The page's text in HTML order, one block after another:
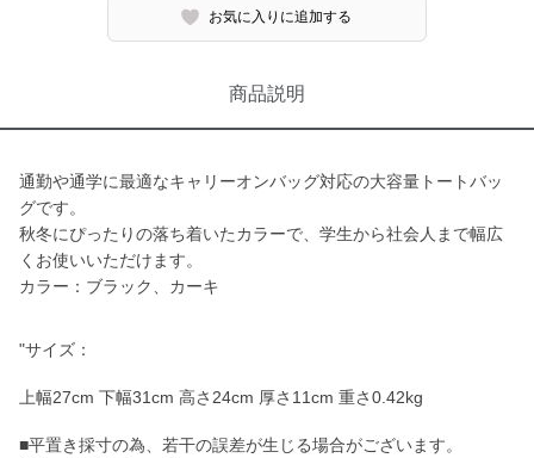
お気に入りに追加する
商品説明
通勤や通学に最適なキャリーオンバッグ対応の大容量トートバッ
グです。
秋冬にぴったりの落ち着いたカラーで、学生から社会人まで幅広
くお使いいただけます。
カラー：ブラック、カーキ
"サイズ：
上幅27cm 下幅31cm 高さ24cm 厚さ11cm 重さ0.42kg
■平置き採寸の為、若干の誤差が生じる場合がございます。